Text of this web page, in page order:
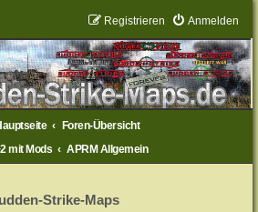
Anmelden
Registrieren
Foren-Übersicht
mit Mods
APRM Allgemein
Strike-Maps